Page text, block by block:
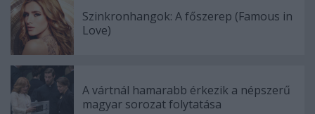
Szinkronhangok: A főszerep (Famous in
Love)
A vártnál hamarabb érkezik a népszerű
magyar sorozat folytatása